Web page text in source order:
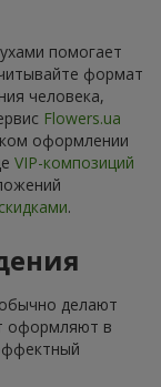
помогает
формат
человека,
Flowers.ua
оформлении
VIP-композиций
.
делают
оформляют в